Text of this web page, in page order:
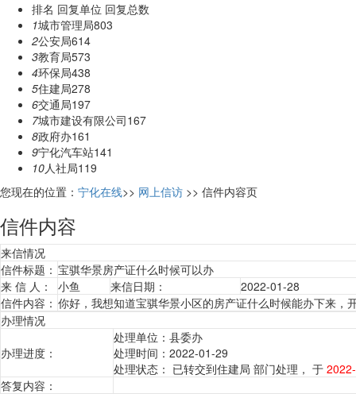
排名 回复单位 回复总数
1城市管理局803
2公安局614
3教育局573
4环保局438
5住建局278
6交通局197
7城市建设有限公司167
8政府办161
9宁化汽车站141
10人社局119
您现在的位置： 宁化在线>> 网上信访 >> 信件内容页
信件内容
来信情况
信件标题： 宝骐华景房产证什么时候可以办
来 信 人：
小鱼 来信日期：
2022-01-28
信件内容： 你好，我想知道宝骐华景小区的房产证什么时候能办下来
办理情况
办理进度：
处理单位： 县委办
处理时间： 2022-01-29
处理状态： 已转交到住建局 部门处理， 于
答复内容：